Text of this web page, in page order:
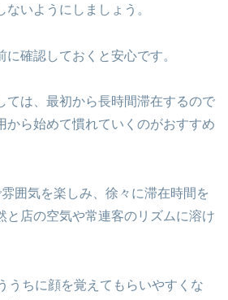
いようにしましょう。
確認しておくと安心です。
ては、最初から長時間滞在するので
から始めて慣れていくのがおすすめ
囲気を楽しみ、徐々に滞在時間を
と店の空気や常連客のリズムに溶け
うちに顔を覚えてもらいやすくな